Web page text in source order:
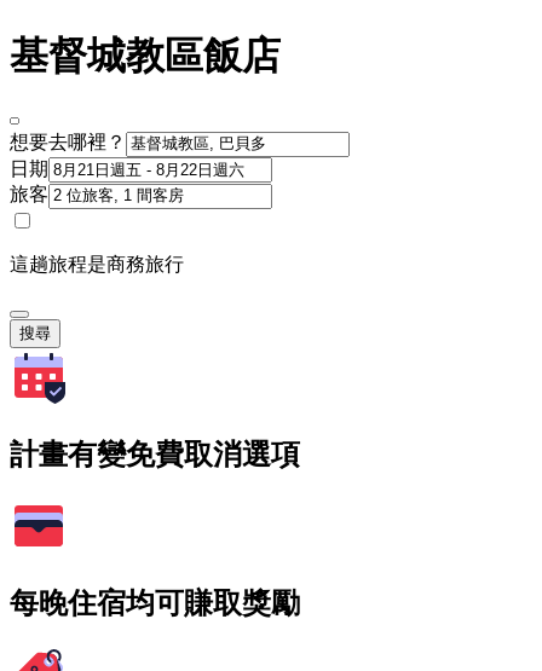
基督城教區飯店
想要去哪裡？
日期
旅客
這趟旅程是商務旅行
搜尋
計畫有變免費取消選項
每晚住宿均可賺取獎勵